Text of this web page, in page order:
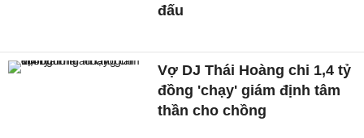
đấu
Vợ DJ Thái Hoàng chi 1,4 tỷ
đồng 'chạy' giám định tâm
thần cho chồng